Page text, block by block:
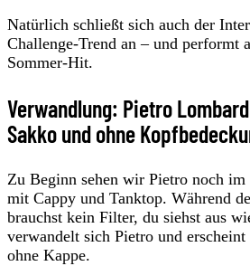
Natürlich schließt sich auch der
Challenge-Trend an – und performt
Sommer-Hit.
Verwandlung: Pietro
Sakko und ohne
Zu Beginn sehen wir Pietro noch
mit Cappy und Tanktop. Während
brauchst kein Filter, du siehst aus
verwandelt sich Pietro und
ohne Kappe.